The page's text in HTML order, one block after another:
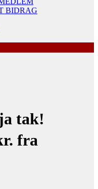
BIDRAG
tak!
fra